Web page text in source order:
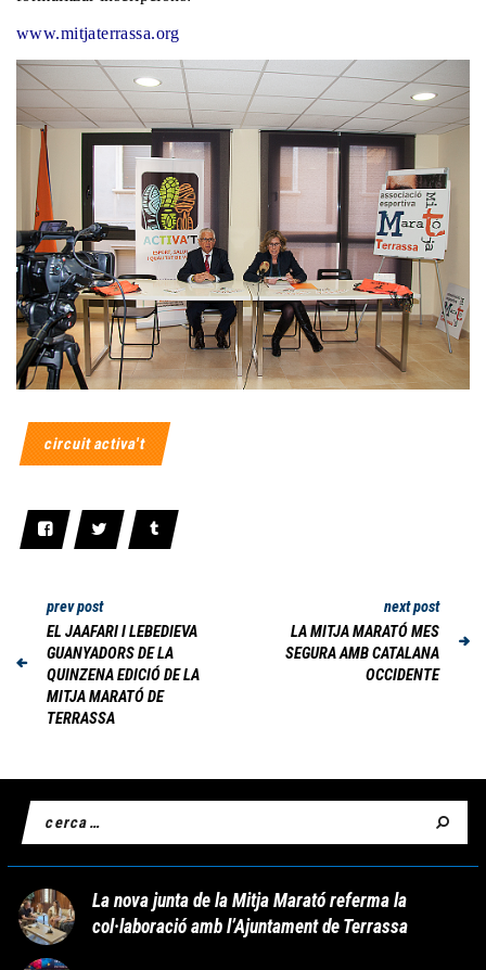
www.mitjaterrassa.org
circuit activa't
prev post
EL JAAFARI I LEBEDIEVA
GUANYADORS DE LA
QUINZENA EDICIÓ DE LA
MITJA MARATÓ DE
TERRASSA
next post
LA MITJA MARATÓ MES
SEGURA AMB CATALANA
OCCIDENTE
La nova junta de la Mitja Marató referma la
col·laboració amb l’Ajuntament de Terrassa